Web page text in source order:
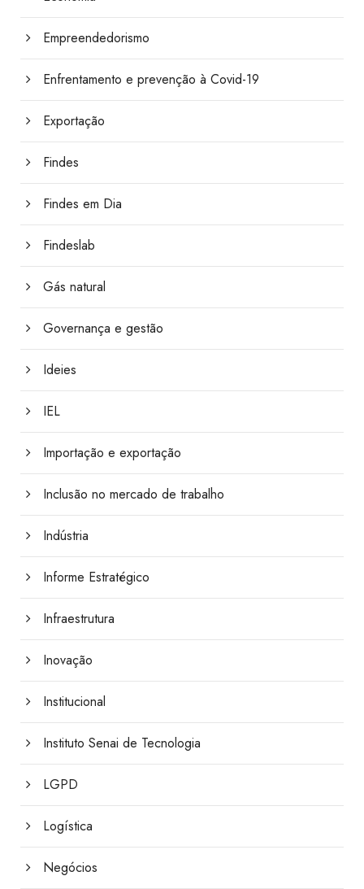
Empreendedorismo
Enfrentamento e prevenção à Covid-19
Exportação
Findes
Findes em Dia
Findeslab
Gás natural
Governança e gestão
Ideies
IEL
Importação e exportação
Inclusão no mercado de trabalho
Indústria
Informe Estratégico
Infraestrutura
Inovação
Institucional
Instituto Senai de Tecnologia
LGPD
Logística
Negócios